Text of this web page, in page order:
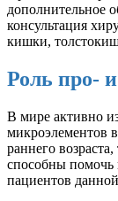
дополнительное
консультация
кишки,
Роль про- и
В мире активно
микроэлементов
раннего
способны помочь
пациентов